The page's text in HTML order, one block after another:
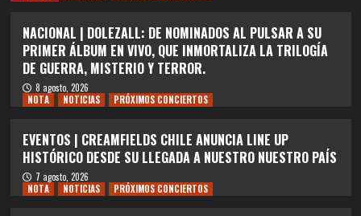
NACIONAL | DOLEZALL: DE NOMINADOS AL PULSAR A SU
PRIMER ÁLBUM EN VIVO, QUE INMORTALIZA LA TRILOGÍA
DE GUERRA, MISTERIO Y TERROR.
8 agosto, 2026
NOTA
NOTICIAS PRÓXIMOS CONCIERTOS
EVENTOS | CREAMFIELDS CHILE ANUNCIA LINE UP
HISTÓRICO DESDE SU LLEGADA A NUESTRO NUESTRO PAÍS
7 agosto, 2026
NOTA
NOTICIAS PRÓXIMOS CONCIERTOS